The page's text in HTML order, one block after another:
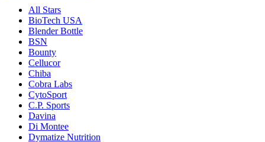
All Stars
BioTech USA
Blender Bottle
BSN
Bounty
Cellucor
Chiba
Cobra Labs
CytoSport
C.P. Sports
Davina
Di Montee
Dymatize Nutrition